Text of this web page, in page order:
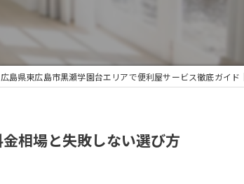
広島県東広島市黒瀬学園台エリアで便利屋サービス徹底ガイ
相場と失敗しない選び方